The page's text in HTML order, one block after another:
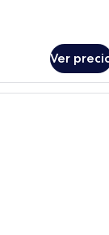
Ver
de estar acogedora